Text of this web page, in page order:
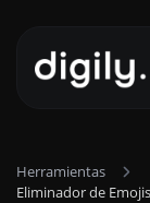
Herramientas
Eliminador de